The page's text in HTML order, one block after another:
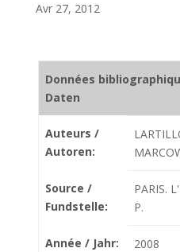
Avr 27, 2012
Données
Daten
Auteurs /
Autoren:
Source /
Fundstelle:
PARIS.
P.
Année / Jahr: 2008